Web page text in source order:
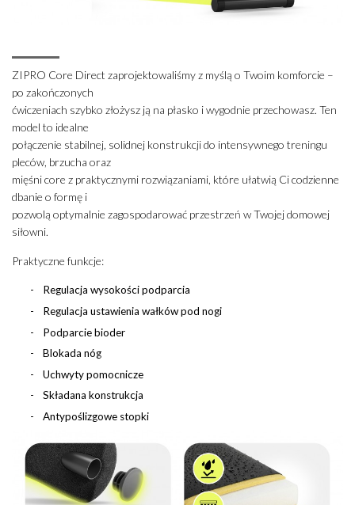
ZIPRO Core Direct zaprojektowaliśmy z myślą o Twoim komforcie –
po zakończonych
ćwiczeniach szybko złożysz ją na płasko i wygodnie przechowasz. Ten
model to idealne
połączenie stabilnej, solidnej konstrukcji do intensywnego treningu
pleców, brzucha oraz
mięśni core z praktycznymi rozwiązaniami, które ułatwią Ci codzienne
dbanie o formę i
pozwolą optymalnie zagospodarować przestrzeń w Twojej domowej
siłowni.
Praktyczne funkcje:
Regulacja wysokości podparcia
Regulacja ustawienia wałków pod nogi
Podparcie bioder
Blokada nóg
Uchwyty pomocnicze
Składana konstrukcja
Antypoślizgowe stopki